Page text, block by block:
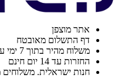
אתר מוצפן
דף התשלום מאובטח
משלוח מהיר בתוך 7 ימי עבודה
החזרות עד 14 יום חינם
חנות ישראלית.